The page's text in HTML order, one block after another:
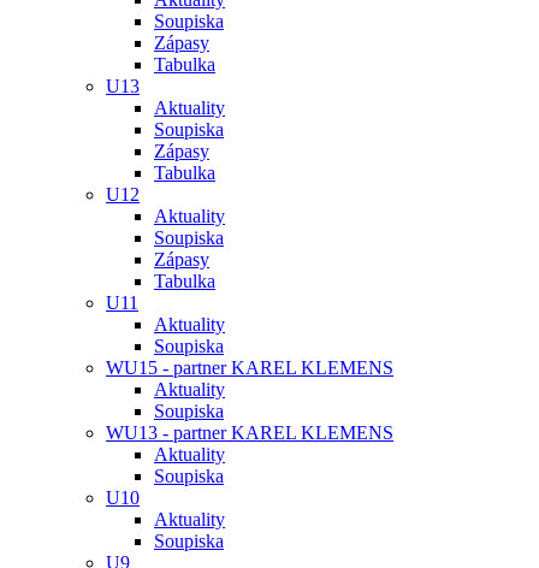
Soupiska
Zápasy
Tabulka
U13
Aktuality
Soupiska
Zápasy
Tabulka
U12
Aktuality
Soupiska
Zápasy
Tabulka
U11
Aktuality
Soupiska
WU15 - partner KAREL KLEMENS
Aktuality
Soupiska
WU13 - partner KAREL KLEMENS
Aktuality
Soupiska
U10
Aktuality
Soupiska
U9